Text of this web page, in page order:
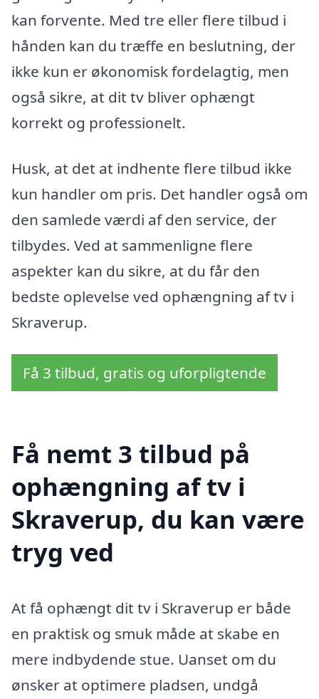
kan forvente. Med tre eller flere tilbud i
hånden kan du træffe en beslutning, der
ikke kun er økonomisk fordelagtig, men
også sikre, at dit tv bliver ophængt
korrekt og professionelt.
Husk, at det at indhente flere tilbud ikke
kun handler om pris. Det handler også om
den samlede værdi af den service, der
tilbydes. Ved at sammenligne flere
aspekter kan du sikre, at du får den
bedste oplevelse ved ophængning af tv i
Skraverup.
Få 3 tilbud, gratis og uforpligtende
Få nemt 3 tilbud på
ophængning af tv i
Skraverup, du kan være
tryg ved
At få ophængt dit tv i Skraverup er både
en praktisk og smuk måde at skabe en
mere indbydende stue. Uanset om du
ønsker at optimere pladsen, undgå